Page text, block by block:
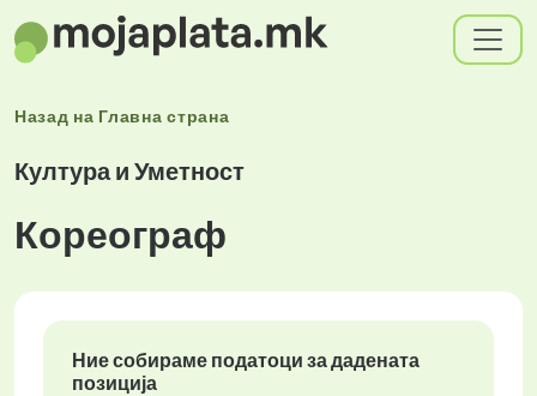
Назад на Главна страна
Култура и Уметност
Кореограф
Ние собираме податоци за дадената
позиција